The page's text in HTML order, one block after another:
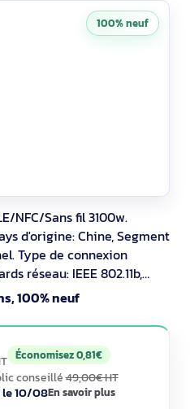
NFC/Sans fil 3100w.
d'origine: Chine, Segment
Type de connexion
réseau: IEEE 802.11b,
Wi-Fi: Bi-bande (2,4
pris en charge:
SNMPv1/v2c/v3,
LPD,
100% neuf
Économisez 0,81€
conseillé49,00€ HT
10/08En savoir plus
100% neuf